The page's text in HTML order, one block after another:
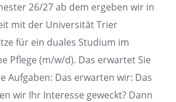
26/27 ab dem ergeben wir in
mit der Universität Trier
für ein duales Studium im
Pflege (m/w/d). Das erwartet Sie
Aufgaben: Das erwarten wir: Das
wir Ihr Interesse geweckt? Dann